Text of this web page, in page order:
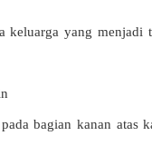
keluarga yang menjadi
bagian kanan atas